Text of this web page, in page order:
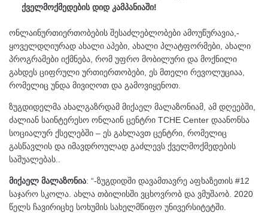
ქველმოქმედების დიდ კამპანიაში!
ონლაინურთიერთობების შესაძლებლობები ამოუწურავია,-
ყოველდღიურად ახალი აპები, ახალი პლატფორმები, ახალი
პროგრამები იქმნება, რომ უფრო მობილური და მოქნილი
გახდეს ციფრული ურთიერთობები, ეს მთელი რევოლუციაა,
რომელიც უნდა მივიღოთ და გამოვიყენოთ.
ზუგდიდელმა ახალგაზრდამ მიქაელ მალაზონიამ, ამ დღეებში,
ძალიან საინტერესო ონლაინ ცენტრი TCHE Center დაანონსა
სოციალურ ქსელებში – ეს გახლავთ ცენტრი, რომელიც
გასწავლის და იმავდროულად გაძლევს ქველმოქმედების
საშუალებას..
მიქაელ მალაზონია: “-ზუგდიდში დავამთავრე აფხაზეთის #12
საჯარო სკოლა. ახლა თბილისში ვცხოვრობ და ვმუშაობ. 2020
წელს ჩავირიცხე სოხუმის სახელმწიფო უნივერსიტეტში.